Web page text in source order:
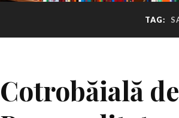
TAG:
Cotrobăială